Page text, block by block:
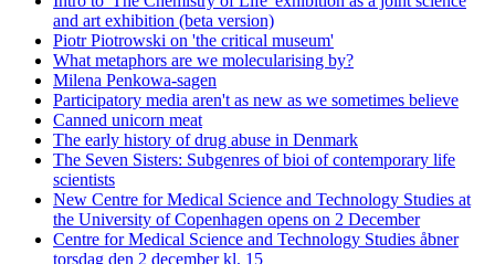
and art exhibition (beta version)
Piotr Piotrowski on 'the critical museum'
What metaphors are we molecularising by?
Milena Penkowa-sagen
Participatory media aren't as new as we sometimes believe
Canned unicorn meat
The early history of drug abuse in Denmark
The Seven Sisters: Subgenres of bioi of contemporary life
scientists
New Centre for Medical Science and Technology Studies at
the University of Copenhagen opens on 2 December
Centre for Medical Science and Technology Studies åbner
torsdag den 2 december kl. 15